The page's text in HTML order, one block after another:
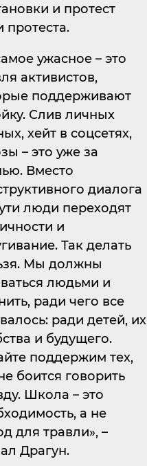
и протест
протеста.
ужасное – это
активистов,
поддерживают
Слив личных
хейт в соцсетях,
– это уже за
Вместо
диалога
люди переходят
и
Так делать
Мы должны
людьми и
ради чего все
ради детей, их
и будущего.
поддержим тех,
боится говорить
Школа – это
а не
для травли», –
Драгун.